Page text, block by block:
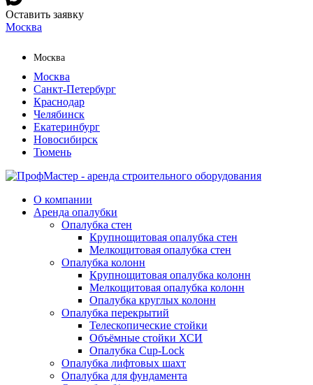
Оставить заявку
Москва
Москва
Москва
Санкт-Петербург
Краснодар
Челябинск
Екатеринбург
Новосибирск
Тюмень
О компании
Аренда опалубки
Опалубка стен
Крупнощитовая опалубка стен
Мелкощитовая опалубка стен
Опалубка колонн
Крупнощитовая опалубка колонн
Мелкощитовая опалубка колонн
Опалубка круглых колонн
Опалубка перекрытий
Телескопические стойки
Объёмные стойки ХСИ
Опалубка Cup-Lock
Опалубка лифтовых шахт
Опалубка для фундамента